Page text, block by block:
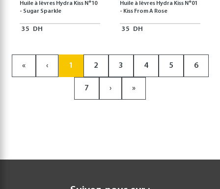
Huile à lèvres Hydra Kiss N°10
- Sugar Sparkle
35 DH
Huile à lèvres Hydra Kiss N°01
- Kiss From A Rose
35 DH
« ‹ 1 2 3 4 5 6
7 › »